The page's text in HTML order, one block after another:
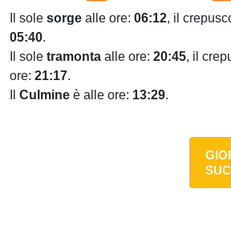
Il sole sorge alle ore: 06:12, il
05:40.
Il sole tramonta alle ore: 20:45, il
ore: 21:17.
Culmine è alle ore: 13:29.